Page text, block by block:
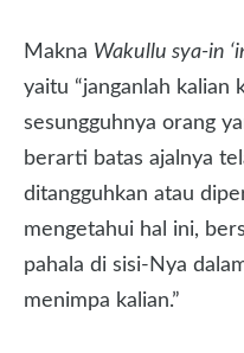
Makna Wakullu sya-in
yaitu “janganlah kalian
sesungguhnya orang
berarti batas ajalnya
ditangguhkan atau
mengetahui hal ini,
pahala di sisi-Nya
menimpa kalian.”